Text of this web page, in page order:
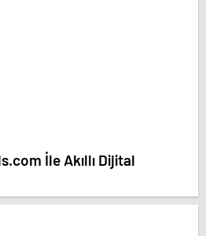
İle Akıllı Dijital